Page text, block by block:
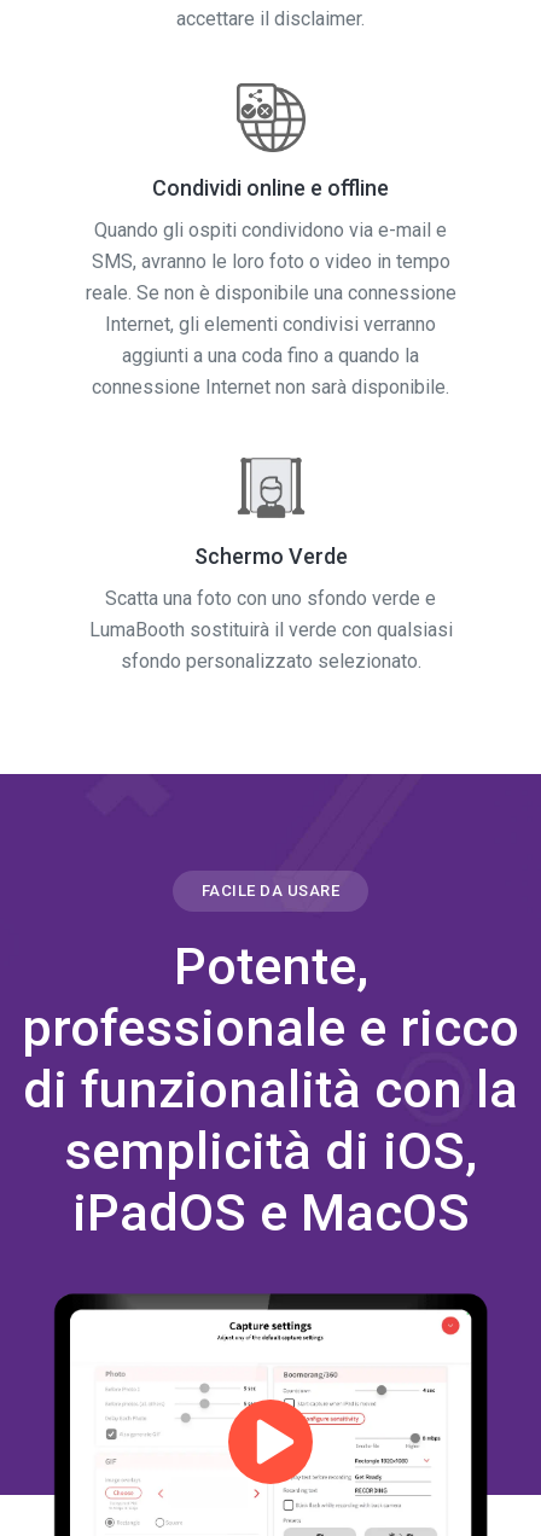
accettare il disclaimer.
Condividi online e offline
Quando gli ospiti condividono via e-mail e
SMS, avranno le loro foto o video in tempo
reale. Se non è disponibile una connessione
Internet, gli elementi condivisi verranno
aggiunti a una coda fino a quando la
connessione Internet non sarà disponibile.
Schermo Verde
Scatta una foto con uno sfondo verde e
LumaBooth sostituirà il verde con qualsiasi
sfondo personalizzato selezionato.
FACILE DA USARE
Potente,
professionale e ricco
di funzionalità con la
semplicità di iOS,
iPadOS e MacOS